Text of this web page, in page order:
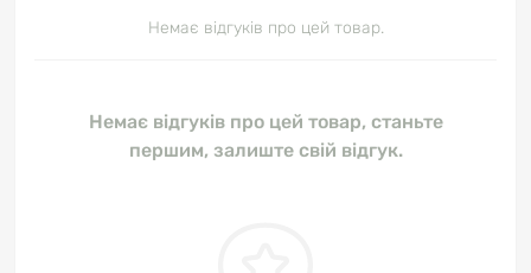
Немає відгуків про цей товар.
Немає відгуків про цей товар, станьте
першим, залиште свій відгук.